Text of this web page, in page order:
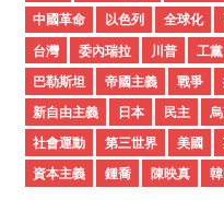
v
e
s
中國革命
以色列 全球化
台灣
委內瑞拉 川普 工黨
巴勒斯坦
帝國主義 戰爭
新自由主義
日本 民主
社會運動
第三世界 美國
資本主義
鍾喬 陳映真